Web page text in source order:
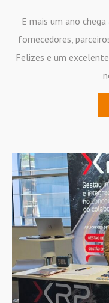
E mais um ano
fornecedores,
Felizes e um